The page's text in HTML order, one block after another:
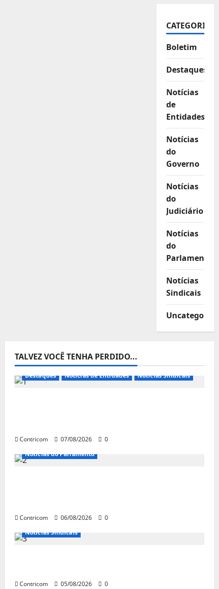
CATEGORIAS
Boletim
Destaques
Notícias
de
Entidades
Notícias
do
Governo
Notícias
do
Judiciário
Notícias
do
Parlamento
Notícias
Sindicais
TALVEZ VOCÊ TENHA PERDIDO...
Destaques Notícias de Entidades Notícias Sindicais
Contricom 07/08/2026
0
Notícias do Parlamento
Contricom 06/08/2026
0
Notícias Sindicais
Contricom 05/08/2026 0